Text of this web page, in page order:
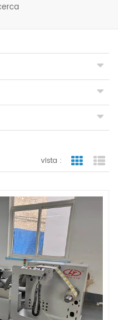
vista : vista a